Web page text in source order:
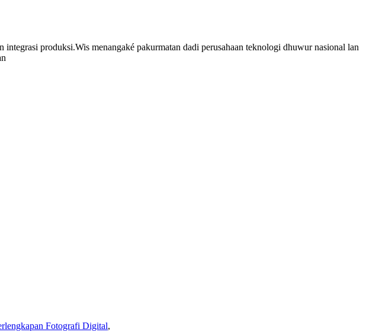
produksi.Wis menangaké pakurmatan dadi perusahaan teknologi dhuwur nasional lan
Fotografi Digital,